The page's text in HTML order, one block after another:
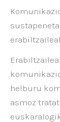
helburu
asmoz